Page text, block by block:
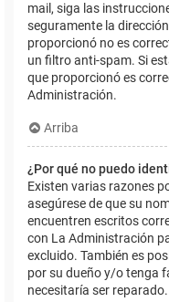
mail, siga las
seguramente la
proporcionó no es
un filtro anti-spam. Si
que proporcionó es
Administración.
Arriba
¿Por qué no puedo
Existen varias razones
asegúrese de que su
encuentren escritos
con La Administración
excluido. También es
por su dueño y/o tenga
necesitaría ser reparado.